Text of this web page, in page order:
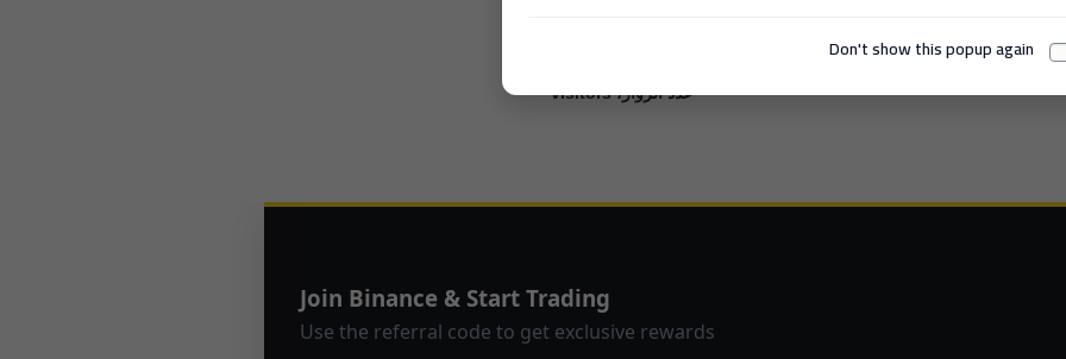
Don't show this popup again
عدد الزوار، visitors